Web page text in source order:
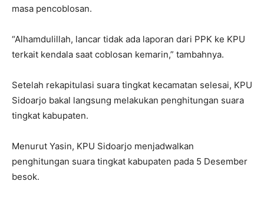
masa pencoblosan.
“Alhamdulillah, lancar tidak ada laporan dari PPK ke KPU
terkait kendala saat coblosan kemarin,” tambahnya.
Setelah rekapitulasi suara tingkat kecamatan selesai, KPU
Sidoarjo bakal langsung melakukan penghitungan suara
tingkat kabupaten.
Menurut Yasin, KPU Sidoarjo menjadwalkan
penghitungan suara tingkat kabupaten pada 5 Desember
besok.